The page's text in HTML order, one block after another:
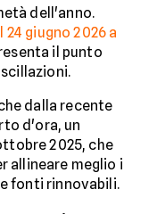
dell'anno.
24 giugno 2026 a
il punto
dalla recente
d'ora, un
2025, che
allineare meglio i
fonti rinnovabili.